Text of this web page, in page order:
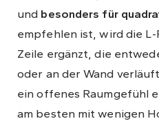
und besonders für
empfehlen ist, wird die
Zeile ergänzt, die
oder an der Wand
ein offenes Raumgefühl
am besten mit wenigen